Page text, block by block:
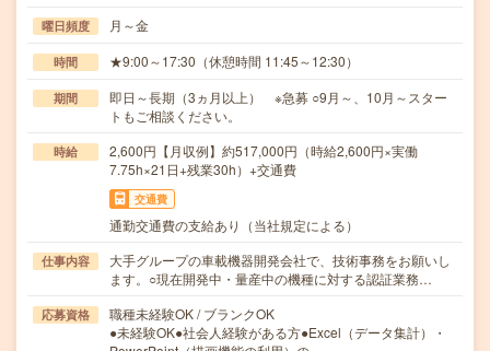
曜日頻度 月～金
時間 ★9:00～17:30（休憩時間 11:45～12:30）
期間
即日～長期（3ヵ月以上） ※急募 ○9月～、10月～スター
トもご相談ください。
時給
2,600円【月収例】約517,000円（時給2,600円×実働
7.75h×21日+残業30h）+交通費
交通費
通勤交通費の支給あり（当社規定による）
仕事内容
大手グループの車載機器開発会社で、技術事務をお願いし
ます。○現在開発中・量産中の機種に対する認証業務…
応募資格
職種未経験OK / ブランクOK
●未経験OK●社会人経験がある方●Excel（データ集計）・